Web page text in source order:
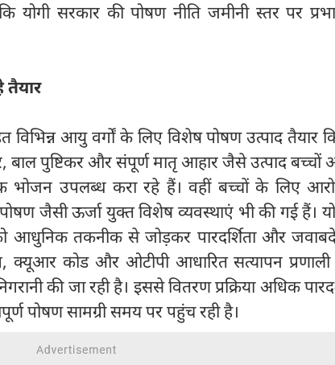
योगी सरकार की पोषण नीति जमीनी स्तर पर
तैयार
आयु वर्गों के लिए विशेष पोषण उत्पाद तैयार
पुष्टिकर और संपूर्ण मातृ आहार जैसे उत्पाद बच्चों
भोजन उपलब्ध करा रहे हैं। वहीं बच्चों के लिए
जैसी ऊर्जा युक्त विशेष व्यवस्थाएं भी की गई हैं।
आधुनिक तकनीक से जोड़कर पारदर्शिता और
क्यूआर कोड और ओटीपी आधारित सत्यापन
की जा रही है। इससे वितरण प्रक्रिया अधिक
पोषण सामग्री समय पर पहुंच रही है।